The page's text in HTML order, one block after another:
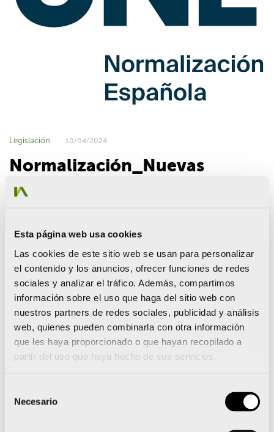
Esta página web usa cookies
Las cookies de este sitio web se usan para personalizar
el contenido y los anuncios, ofrecer funciones de redes
sociales y analizar el tráfico. Además, compartimos
información sobre el uso que haga del sitio web con
nuestros partners de redes sociales, publicidad y análisis
web, quienes pueden combinarla con otra información
que les haya proporcionado o que hayan recopilado a
partir del uso que haya hecho de sus servicios.
Necesario
Legislación 10/04/2024
Normalización_Nuevas
Normas UNE
Publicadas las relaciones de de normas UNE aprobadas y las
ratificadas por laAsociación Española de Normalización,
durante el mes de marzo de 2024.
pueden ser de interés para el desarrollo de tus proyectos:
UNE-EN 1401-1:2020+A1:2024 Sistemas de
canalización en materiales plásticos para saneamiento
y alcantarillado enterrados sin presión.
UNE-EN 12255-6:2024 Plantas depuradoras de aguas
residuales. Parte 13: Tratamiento químico.Tratamiento
de las aguas residuales por floculación y precipitación.